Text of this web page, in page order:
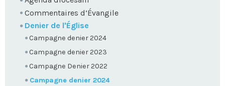
Commentaires d’Évangile
Denier de l'Église
Campagne denier 2024
Campagne denier 2023
Campagne Denier 2022
Campagne denier 2024